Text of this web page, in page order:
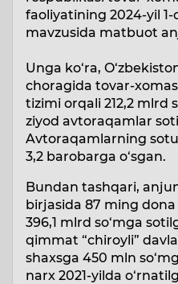
faoliyatining 2024-yil
mavzusida matbuot
Unga ko‘ra,
choragida tovar-
tizimi orqali 212,2 mlrd
ziyod avtoraqamlar
Avtoraqamlarning
3,2 barobarga o‘sgan.
Bundan tashqari,
birjasida 87 ming
396,1 mlrd so‘mga
qimmat “chiroyli”
shaxsga 450 mln
narx 2021-yilda